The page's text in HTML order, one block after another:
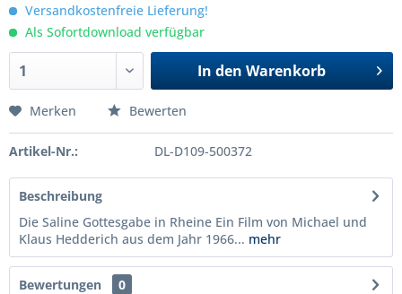
Versandkostenfreie Lieferung!
Als Sofortdownload verfügbar
In den Warenkorb
Merken Bewerten
Artikel-Nr.: DL-D109-500372
Beschreibung
Die Saline Gottesgabe in Rheine Ein Film von Michael und
Klaus Hedderich aus dem Jahr 1966... mehr
Bewertungen
0